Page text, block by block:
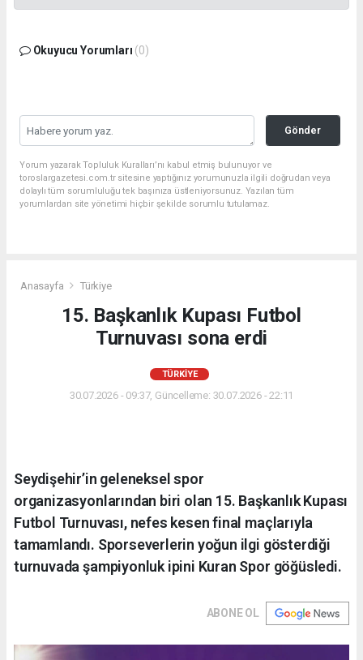
Okuyucu Yorumları (0)
Gönder
Yorum yazarak Topluluk Kuralları’nı kabul etmiş bulunuyor ve
toroslargazetesi.com.tr sitesine yaptığınız yorumunuzla ilgili doğrudan veya
dolaylı tüm sorumluluğu tek başınıza üstleniyorsunuz. Yazılan tüm
yorumlardan site yönetimi hiçbir şekilde sorumlu tutulamaz.
Anasayfa Türkiye
15. Başkanlık Kupası Futbol
Turnuvası sona erdi
TÜRKIYE
30.07.2026 - 09:37, Güncelleme: 30.07.2026 - 22:11
Seydişehir’in geleneksel spor
organizasyonlarından biri olan 15. Başkanlık Kupası
Futbol Turnuvası, nefes kesen final maçlarıyla
tamamlandı. Sporseverlerin yoğun ilgi gösterdiği
turnuvada şampiyonluk ipini Kuran Spor göğüsledi.
ABONE OL